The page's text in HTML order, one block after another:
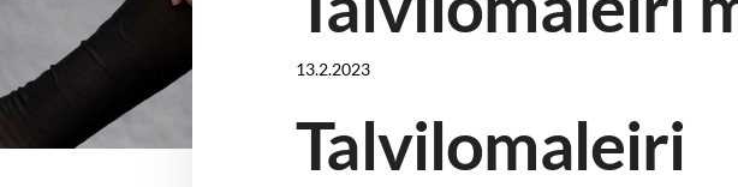
13.2.2023
Talvilomaleiri